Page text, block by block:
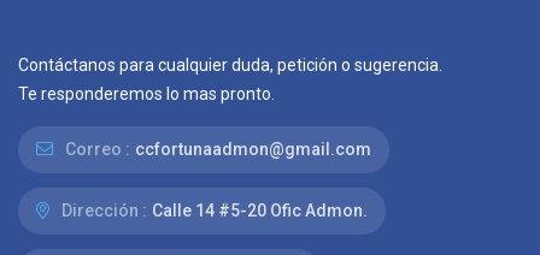
Contáctanos para cualquier duda, petición o sugerencia.
Te responderemos lo mas pronto.
Correo : ccfortunaadmon@gmail.com
Dirección : Calle 14 #5-20 Ofic Admon.